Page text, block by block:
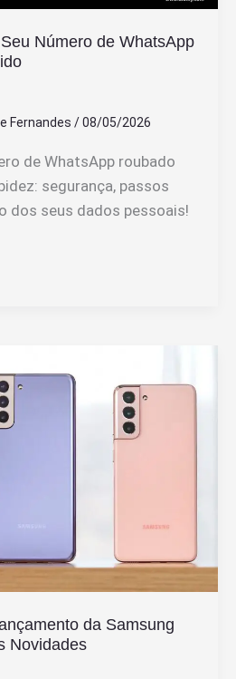
Número de WhatsApp
Fernandes /08/05/2026
de WhatsApp roubado
segurança, passos
dos seus dados pessoais!
da Samsung
Novidades